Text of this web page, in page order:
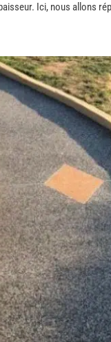
Ici, nous allons